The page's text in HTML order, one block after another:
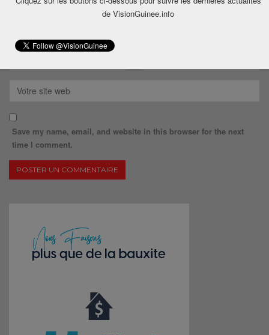
Save my name, email, and website in this browser for the next
time I comment.
de VisionGuinee.info